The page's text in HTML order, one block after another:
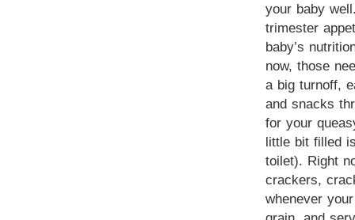
your baby
trimester
baby’s
now, those
a big turnoff,
and snacks
for your
little bit filled
toilet). Right
crackers,
whenever